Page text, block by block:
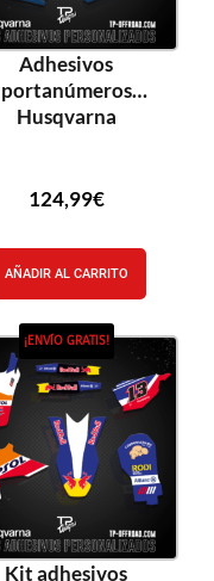
Adhesivos
portanúmeros
Husqvarna
124,99€
AÑADIR AL CARRITO
¡ENVÍO GRATIS!
Kit adhesivos